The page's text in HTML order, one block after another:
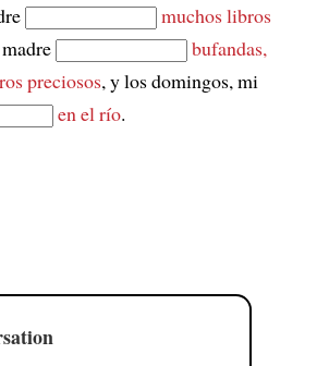
muchos libros
bufandas,
preciosos, y los domingos, mi
en el río.